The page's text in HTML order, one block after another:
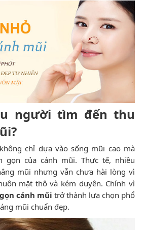
người tìm đến thu
chỉ dựa vào sống mũi cao mà
gọn của cánh mũi. Thực tế, nhiều
mũi nhưng vẫn chưa hài lòng vì
mặt thô và kém duyên. Chính vì
cánh mũi trở thành lựa chọn phổ
mũi chuẩn đẹp.